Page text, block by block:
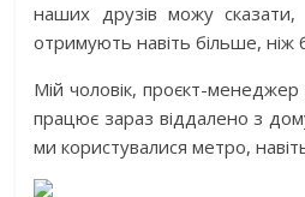
наших друзів можу
отримують навіть більше, ніж
Мій чоловік, проєкт-менеджер
працює зараз віддалено з
ми користувалися метро,